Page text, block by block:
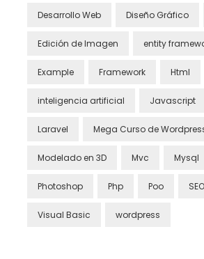
Desarrollo Web Diseño Gráfico
Edición de Imagen entity
Example Framework Html
inteligencia artificial Javascript
Laravel Mega Curso de
Modelado en 3D Mvc Mysql
Photoshop Php Poo SEO
Visual Basic wordpress